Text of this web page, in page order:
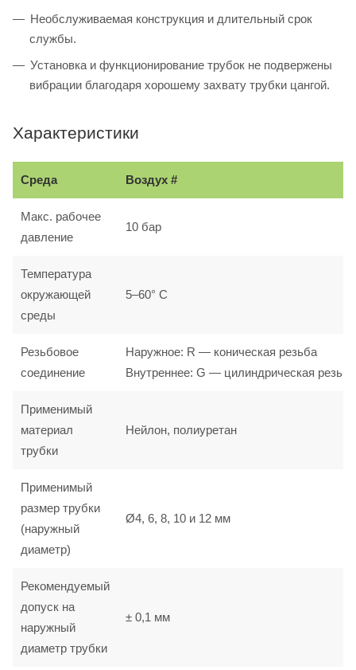
Необслуживаемая конструкция и длительный срок
службы.
Установка и функционирование трубок не подвержены
вибрации благодаря хорошему захвату трубки цангой.
Характеристики
Среда Воздух #
Макс. рабочее
давление
10 бар
Температура
окружающей
среды
5–60° С
Резьбовое
соединение
Наружное: R — коническая резьба
Внутреннее: G — цилиндрическая резьба
Применимый
материал
трубки
Нейлон, полиуретан
Применимый
размер трубки
(наружный
диаметр)
Ø4, 6, 8, 10 и 12 мм
Рекомендуемый
допуск на
наружный
диаметр трубки
± 0,1 мм